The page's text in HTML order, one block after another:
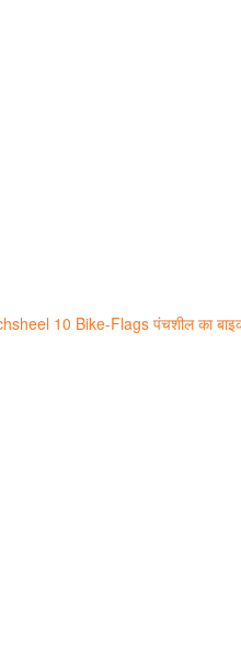
10 Bike-Flags पंचशील का